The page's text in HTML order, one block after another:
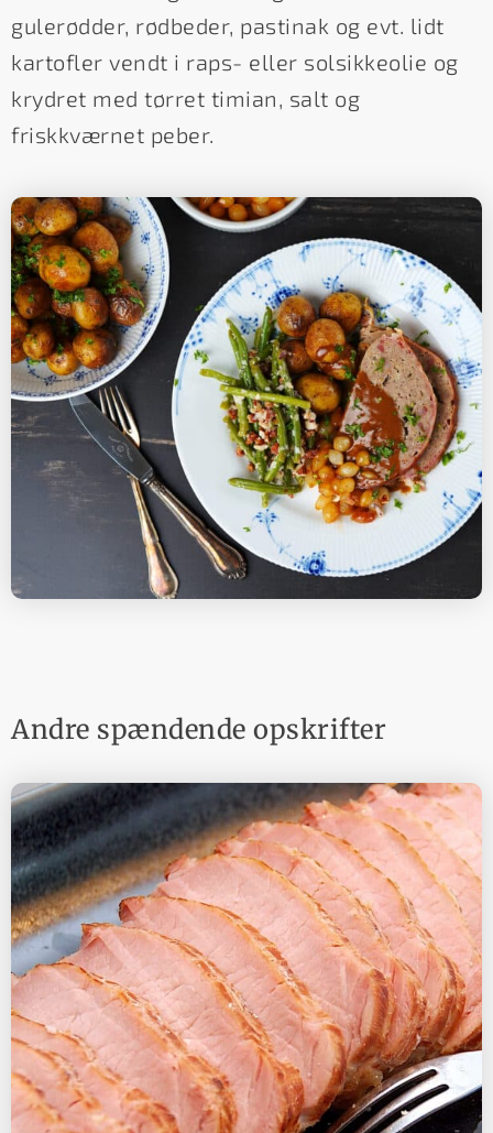
gulerødder, rødbeder, pastinak og evt. lidt
kartofler vendt i raps- eller solsikkeolie og
krydret med tørret timian, salt og
friskkværnet peber.
Andre spændende opskrifter